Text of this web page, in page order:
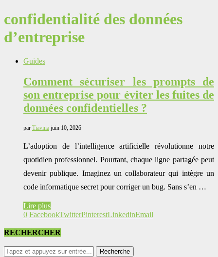
confidentialité des données
d’entreprise
Guides
Comment sécuriser les prompts de
son entreprise pour éviter les fuites de
données confidentielles ?
par Tiavina juin 10, 2026
L’adoption de l’intelligence artificielle révolutionne notre
quotidien professionnel. Pourtant, chaque ligne partagée peut
devenir publique. Imaginez un collaborateur qui intègre un
code informatique secret pour corriger un bug. Sans s’en …
Lire plus
0 FacebookTwitterPinterestLinkedinEmail
RECHERCHER